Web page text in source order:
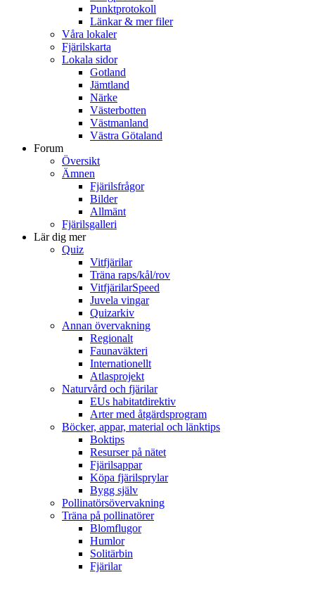
Punktprotokoll
Länkar & mer filer
Våra lokaler
Fjärilskarta
Lokala sidor
Gotland
Jämtland
Närke
Västerbotten
Västmanland
Västra Götaland
Forum
Översikt
Ämnen
Fjärilsfrågor
Bilder
Allmänt
Fjärilsgalleri
Lär dig mer
Quiz
Vitfjärilar
Träna raps/kål/rov
VitfjärilarSpeed
Juvela vingar
Quizarkiv
Annan övervakning
Regionalt
Faunaväkteri
Internationellt
Atlasprojekt
Naturvård och fjärilar
EUs habitatdirektiv
Arter med åtgärdsprogram
Böcker, appar, material och länktips
Boktips
Resurser på nätet
Fjärilsappar
Köpa fjärilsprylar
Bygg själv
Pollinatörsövervakning
Träna på pollinatörer
Blomflugor
Humlor
Solitärbin
Fjärilar